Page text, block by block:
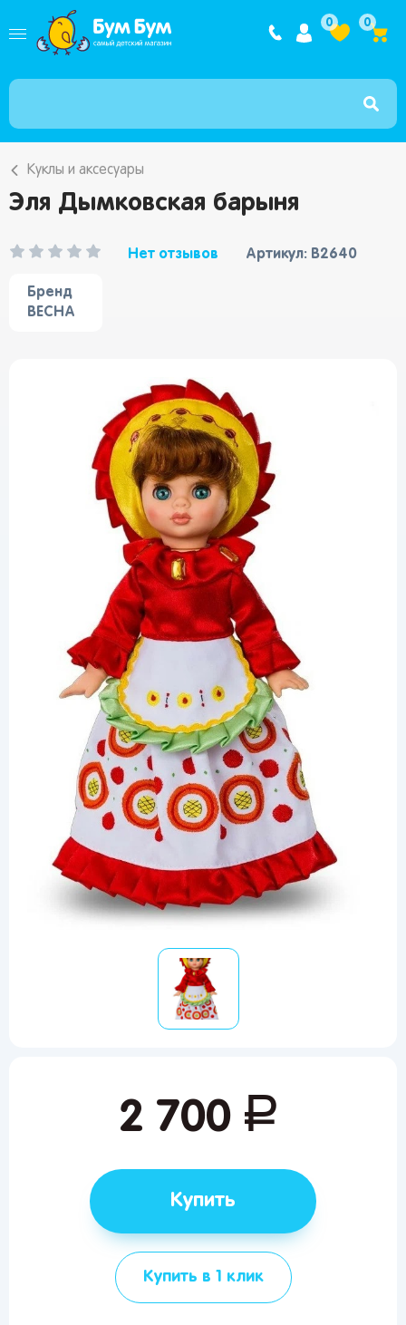
Интернет
0 0
Куклы и аксесуары
Эля Дымковская барыня
Нет отзывов Артикул: В2640
Бренд
ВЕСНА
2 700 руб.
Купить
Купить в 1 клик